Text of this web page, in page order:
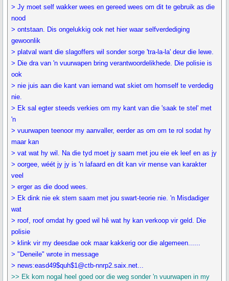
> Jy moet self wakker wees en gereed wees om dit te gebruik as die
nood
> ontstaan. Dis ongelukkig ook net hier waar selfverdediging
gewoonlik
> platval want die slagoffers wil sonder sorge 'tra-la-la' deur die lewe.
> Die dra van 'n vuurwapen bring verantwoordelikhede. Die polisie is
ook
> nie juis aan die kant van iemand wat skiet om homself te verdedig
nie.
> Ek sal egter steeds verkies om my kant van die 'saak te stel' met
'n
> vuurwapen teenoor my aanvaller, eerder as om om te rol sodat hy
maar kan
> vat wat hy wil. Na die tyd moet jy saam met jou eie ek leef en as jy
> oorgee, wéét jy jy is 'n lafaard en dit kan vir mense van karakter
veel
> erger as die dood wees.
> Ek dink nie ek stem saam met jou swart-teorie nie. 'n Misdadiger
wat
> roof, roof omdat hy goed wil hê wat hy kan verkoop vir geld. Die
polisie
> klink vir my deesdae ook maar kakkerig oor die algemeen......
> "Deneile" wrote in message
> news:easd49$quh$1@ctb-nnrp2.saix.net...
>> Ek kom nogal heel goed oor die weg sonder 'n vuurwapen in my